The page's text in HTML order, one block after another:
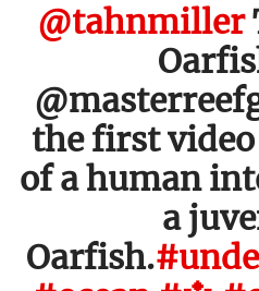
@tahnmiller
the first
of a human
a
Oarfish.